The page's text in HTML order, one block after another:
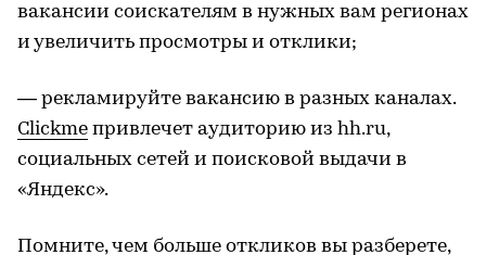
вакансии соискателям в нужных вам регионах
и увеличить просмотры и отклики;
— рекламируйте вакансию в разных каналах.
Clickme привлечет аудиторию из hh.ru,
социальных сетей и поисковой выдачи в
«Яндекс».
Помните, чем больше откликов вы разберете,